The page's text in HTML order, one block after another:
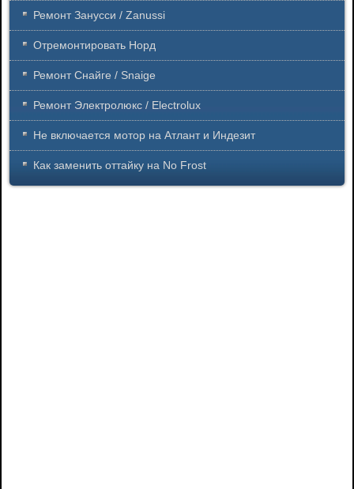
Ремонт Занусси / Zanussi
Отремонтировать Норд
Ремонт Снайге / Snaige
Ремонт Электролюкс / Electrolux
Не включается мотор на Атлант и Индезит
Как заменить оттайку на No Frost